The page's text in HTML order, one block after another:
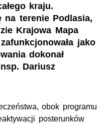
kraju.
na terenie Podlasia,
Krajowa Mapa
jako
dokonał
Dariusz
obok programu
posterunków